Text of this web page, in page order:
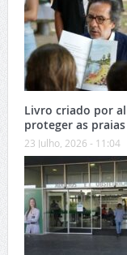
Livro criado por
proteger as
23 Julho, 2026 - 11:04